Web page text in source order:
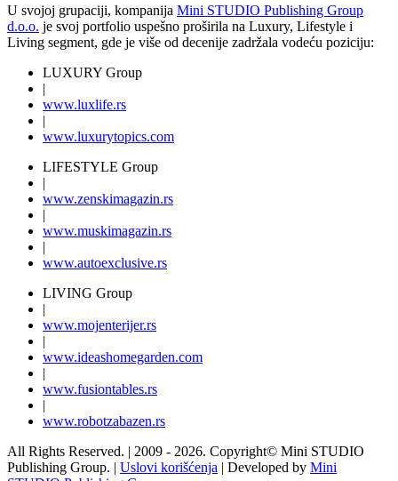
U svojoj grupaciji, kompanija Mini STUDIO Publishing Group
d.o.o. je svoj portfolio uspešno proširila na Luxury, Lifestyle i
Living segment, gde je više od decenije zadržala vodeću poziciju:
LUXURY Group
|
www.luxlife.rs
|
www.luxurytopics.com
LIFESTYLE Group
|
www.zenskimagazin.rs
|
www.muskimagazin.rs
|
www.autoexclusive.rs
LIVING Group
|
www.mojenterijer.rs
|
www.ideashomegarden.com
|
www.fusiontables.rs
|
www.robotzabazen.rs
All Rights Reserved. | 2009 - 2026. Copyright© Mini STUDIO
Publishing Group. | Uslovi korišćenja | Developed by Mini